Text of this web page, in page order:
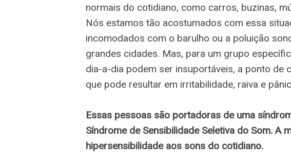
normais do cotidiano, como carros, buzinas,
Nós estamos tão acostumados com essa
incomodados com o barulho ou a poluição
grandes cidades. Mas, para um grupo
dia-a-dia podem ser insuportáveis, a ponto de
que pode resultar em irritabilidade, raiva e
Essas pessoas são portadoras de uma
Síndrome de Sensibilidade Seletiva do Som. A
hipersensibilidade aos sons do cotidiano.